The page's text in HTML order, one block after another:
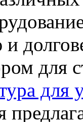
для
для